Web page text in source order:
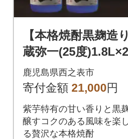
【本格焼酎黒麹造り
蔵弥一(25度
セット
鹿児島県西之表市
寄付金額 21,000円
紫芋特有の甘い香りと黒
醸すコクのある風味を楽
る贅沢な本格焼酎